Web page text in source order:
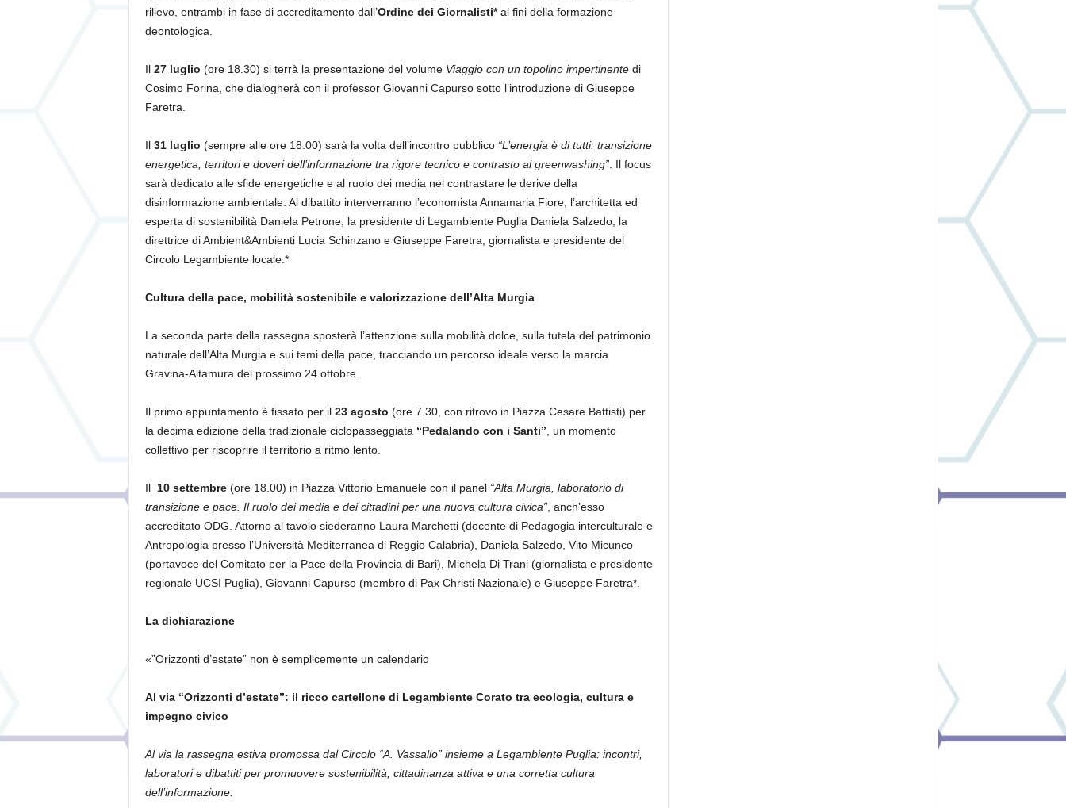
rilievo, entrambi in fase di accreditamento dall’Ordine dei Giornalisti*ai fini della formazione
deontologica.
Il 27 luglio (ore 18.30) si terrà la presentazione del volume Viaggio con un topolino impertinentedi
Cosimo Forina, che dialogherà con il professor Giovanni Capurso sotto l’introduzione di Giuseppe
Faretra.
Il 31 luglio (sempre alle ore 18.00) sarà la volta dell’incontro pubblico “L’energia è di tutti: transizione
energetica, territori e doveri dell’informazione tra rigore tecnico e contrasto al greenwashing”. Il focus
sarà dedicato alle sfide energetiche e al ruolo dei media nel contrastare le derive della
disinformazione ambientale. Al dibattito interverranno l’economista Annamaria Fiore, l’architetta ed
esperta di sostenibilità Daniela Petrone, la presidente di Legambiente Puglia Daniela Salzedo, la
direttrice di Ambient&Ambienti Lucia Schinzano e Giuseppe Faretra, giornalista e presidente del
Circolo Legambiente locale.*
Cultura della pace, mobilità sostenibile e valorizzazione dell’Alta Murgia
La seconda parte della rassegna sposterà l’attenzione sulla mobilità dolce, sulla tutela del patrimonio
naturale dell’Alta Murgia e sui temi della pace, tracciando un percorso ideale verso la marcia
Gravina-Altamura del prossimo 24 ottobre.
Il primo appuntamento è fissato per il 23 agosto (ore 7.30, con ritrovo in Piazza Cesare Battisti) per
la decima edizione della tradizionale ciclopasseggiata “Pedalando con i Santi” , un momento
collettivo per riscoprire il territorio a ritmo lento.
Il 10 settembre(ore 18.00) in Piazza Vittorio Emanuele con il panel “Alta Murgia, laboratorio di
transizione e pace. Il ruolo dei media e dei cittadini per una nuova cultura civica”, anch’esso
accreditato ODG. Attorno al tavolo siederanno Laura Marchetti (docente di Pedagogia interculturale e
Antropologia presso l’Università Mediterranea di Reggio Calabria), Daniela Salzedo, Vito Micunco
(portavoce del Comitato per la Pace della Provincia di Bari), Michela Di Trani (giornalista e presidente
regionale UCSI Puglia), Giovanni Capurso (membro di Pax Christi Nazionale) e Giuseppe Faretra*.
La dichiarazione
«”Orizzonti d’estate” non è semplicemente un calendario
Al via “Orizzonti d’estate”: il ricco cartellone di Legambiente Corato tra ecologia, cultura e
impegno civico
Al via la rassegna estiva promossa dal Circolo “A. Vassallo” insieme a Legambiente Puglia: incontri,
laboratori e dibattiti per promuovere sostenibilità, cittadinanza attiva e una corretta cultura
dell’informazione.